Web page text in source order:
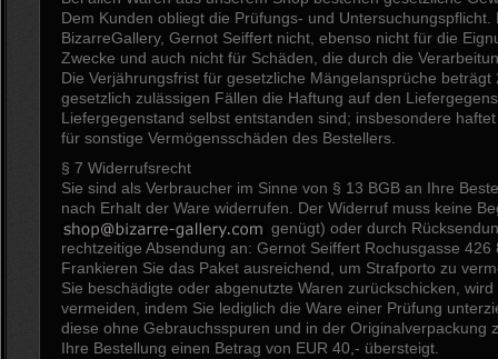
Dem Kunden obliegt die Prüfungs- und
BizarreGallery, Gernot Seiffert nicht, ebenso nicht für die
Zwecke und auch nicht für Schäden, die durch die
Die Verjährungsfrist für gesetzliche Mängelansprüche
gesetzlich zulässigen Fällen die Haftung auf den
Liefergegenstand selbst entstanden sind; insbesondere
für sonstige Vermögensschäden des Bestellers.
§ 7 Widerrufsrecht
Sie sind als Verbraucher im Sinne von § 13 BGB an Ihre
nach Erhalt der Ware widerrufen. Der Widerruf muss keine
genügt) oder durch
rechtzeitige Absendung an: Gernot Seiffert Rochusgasse
Frankieren Sie das Paket ausreichend, um Strafporto zu
Sie beschädigte oder abgenutzte Waren zurückschicken,
vermeiden, indem Sie lediglich die Ware einer Prüfung
diese ohne Gebrauchsspuren und in der
Ihre Bestellung einen Betrag von EUR 40,- übersteigt.